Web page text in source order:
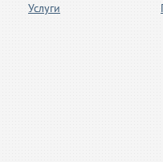
Услуги